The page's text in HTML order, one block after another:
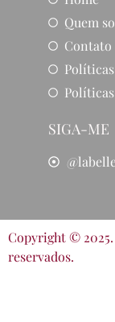
Quem
Contato
SIGA-ME
Copyright ©
reservados.